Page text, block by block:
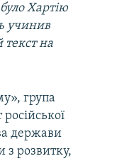
Хартію
учинив
текст на
група
держави
з розвитку,